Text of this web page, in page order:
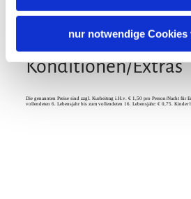
nur notwendige Cookies
Konditionen/Extras
Die genannten Preise sind zzgl. Kurbeitrag i.H.v. € 1,50 pro Person/Nacht für
vollendeten 6. Lebensjahr bis zum vollendeten 16. Lebensjahr: € 0,75.